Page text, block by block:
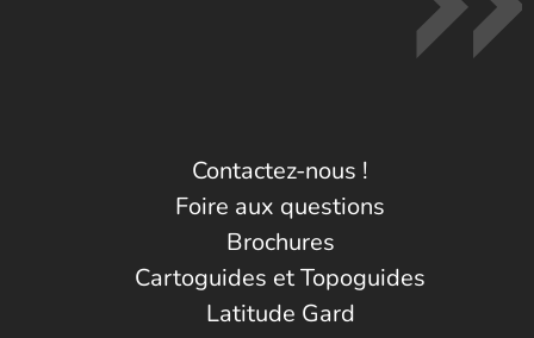
Contactez-nous !
Foire aux questions
Brochures
Cartoguides et Topoguides
Latitude Gard